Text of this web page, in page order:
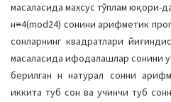
масаласида махсус тўплам юқори-
н≡4(mod24) сонини арифметик
сонларнинг квадратлари
масаласида ифодалашлар сонини
берилган н натурал сонни
иккита туб сон ва учинчи туб